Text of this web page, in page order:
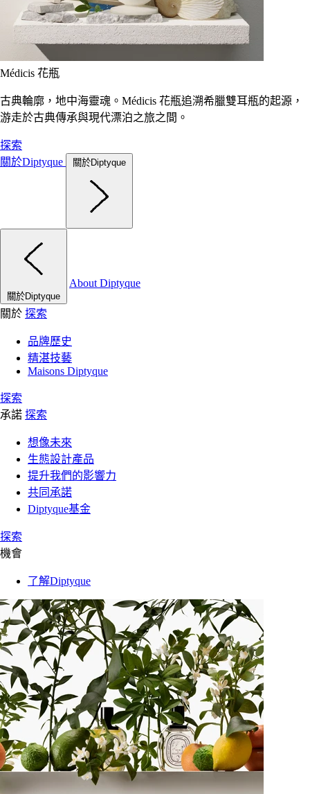
Médicis 花瓶
古典輪廓，地中海靈魂。Médicis 花瓶追溯希臘雙耳瓶的起源，
游走於古典傳承與現代漂泊之旅之間。
探索
關於Diptyque
關於Diptyque
關於Diptyque
About Diptyque
關於 探索
品牌歷史
精湛技藝
Maisons Diptyque
探索
承諾 探索
想像未來
生態設計產品
提升我們的影響力
共同承諾
Diptyque基金
探索
機會
了解Diptyque